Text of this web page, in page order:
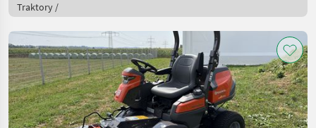
Traktory /